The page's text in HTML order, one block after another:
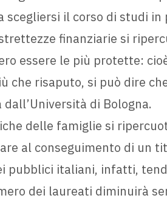
scegliersi il corso di studi
finanziarie si
essere le più protette:
che risaputo, si può dire
di Bologna.
delle famiglie si
al conseguimento di un
pubblici italiani, infatti,
dei laureati diminuirà